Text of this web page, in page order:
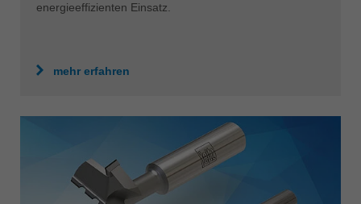
energieeffizienten Einsatz.
mehr erfahren